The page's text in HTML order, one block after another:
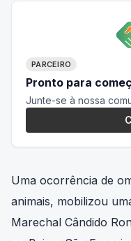
Pronto para
Junte-se à nossa
Uma ocorrência de
animais, mobilizou
Marechal Cândido